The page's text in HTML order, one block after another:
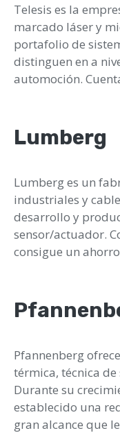
Telesis es la
marcado láser y
portafolio de
distinguen en a
automoción.
Lumberg
Lumberg es un
industriales y
desarrollo y
sensor/actuador.
consigue un
Pfannenberg
térmica, técnica
Durante su
establecido una
gran alcance que